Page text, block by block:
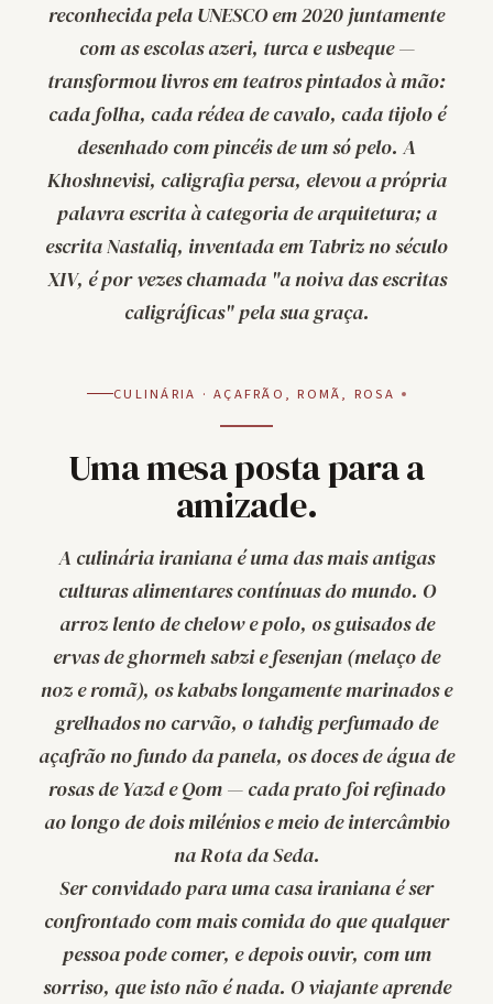
reconhecida pela UNESCO em 2020 juntamente
com as escolas azeri, turca e usbeque —
transformou livros em teatros pintados à mão:
cada folha, cada rédea de cavalo, cada tijolo é
desenhado com pincéis de um só pelo. A
Khoshnevisi, caligrafia persa, elevou a própria
palavra escrita à categoria de arquitetura; a
escrita Nastaliq, inventada em Tabriz no século
XIV, é por vezes chamada "a noiva das escritas
caligráficas" pela sua graça.
CULINÁRIA · AÇAFRÃO, ROMÃ, ROSA
Uma mesa posta para a
amizade.
A culinária iraniana é uma das mais antigas
culturas alimentares contínuas do mundo. O
arroz lento dechelowepolo, os guisados de
ervas deghormeh sabziefesenjan (melaço de
noz e romã), oskababslongamente marinados e
grelhados no carvão, o tahdigperfumado de
açafrão no fundo da panela, os doces de água de
rosas de Yazd e Qom — cada prato foi refinado
ao longo de dois milénios e meio de intercâmbio
na Rota da Seda.
Ser convidado para uma casa iraniana é ser
confrontado com mais comida do que qualquer
pessoa pode comer, e depois ouvir, com um
sorriso, que isto não é nada. O viajante aprende